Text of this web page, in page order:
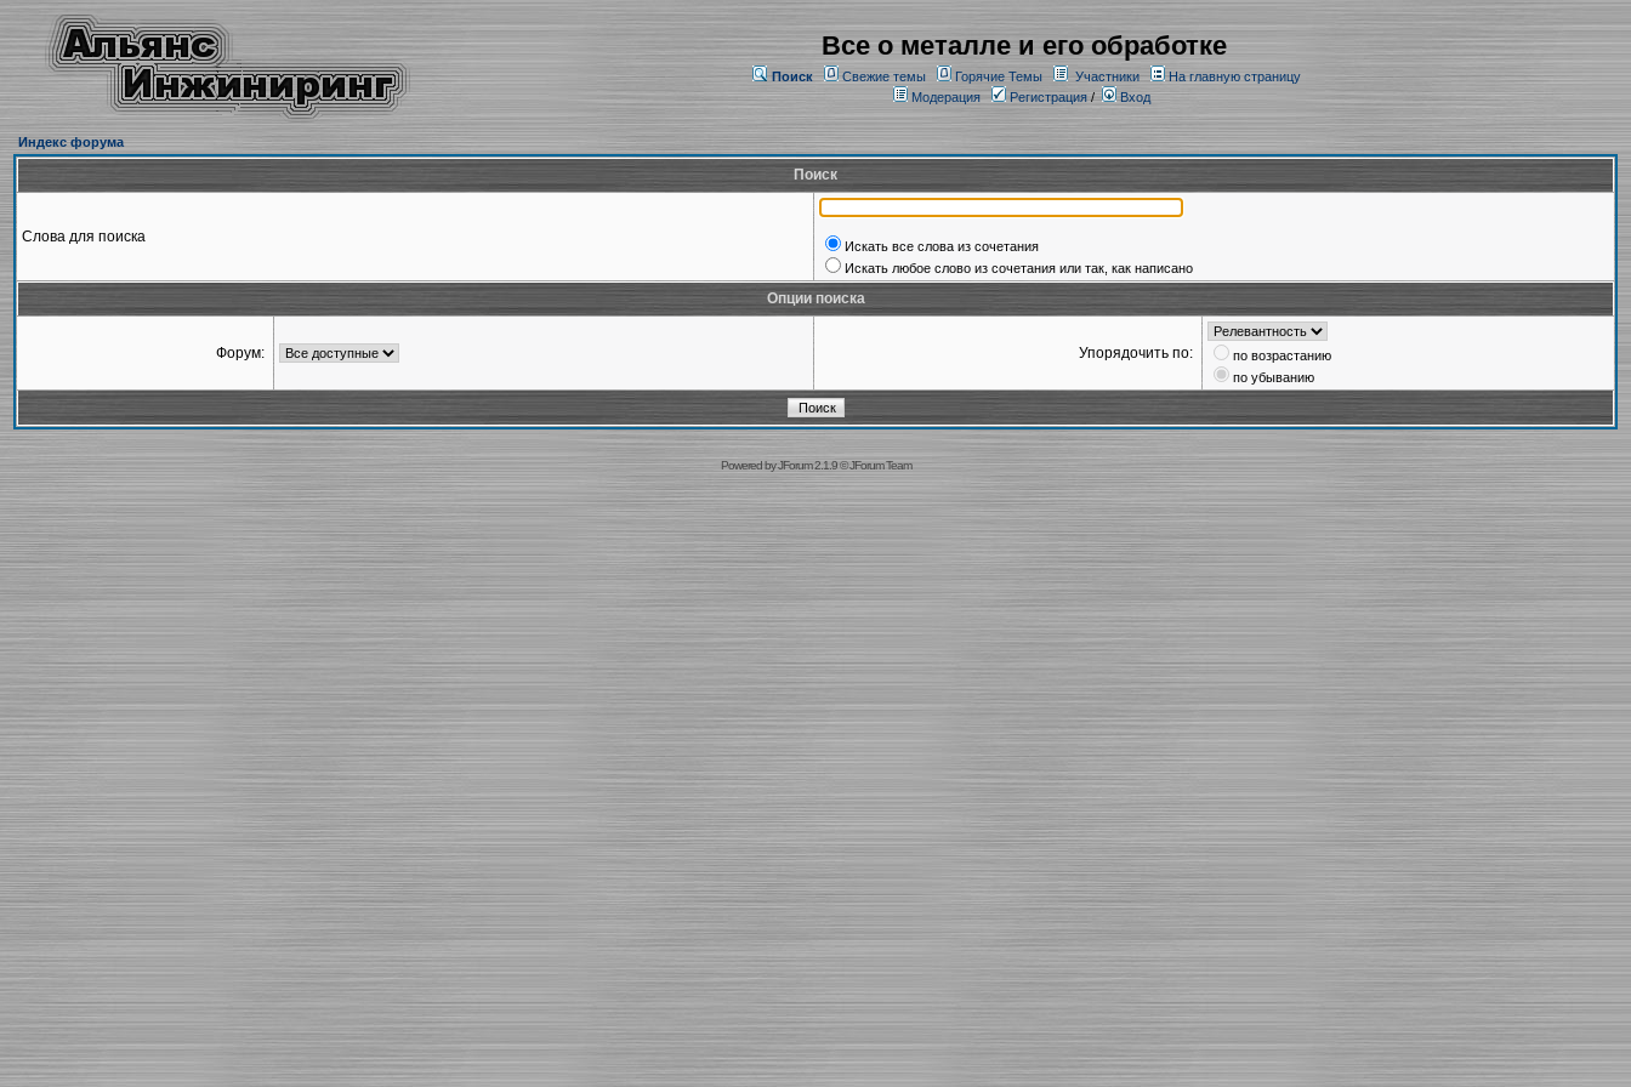
Все о металле и его обработке
Поиск Свежие темы Горячие Темы Участники
На главную страницу
Модерация
Регистрация/ Вход
Индекс форума
Поиск
Слова для поиска
Искать все слова из сочетания
Искать любое слово из сочетания или так, как написано
Опции поиска
Форум: Упорядочить по:
по возрастанию
по убыванию
Powered byJForum 2.1.9©JForum Team